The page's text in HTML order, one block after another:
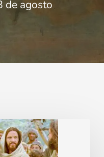
de agosto